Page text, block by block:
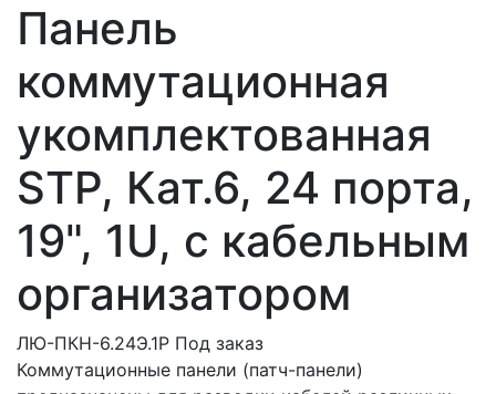
Панель
коммутационная
укомплектованная
STP, Кат.6, 24 порта,
19", 1U, с кабельным
организатором
ЛЮ-ПКН-6.24Э.1Р Под заказ
Коммутационные панели (патч-панели)